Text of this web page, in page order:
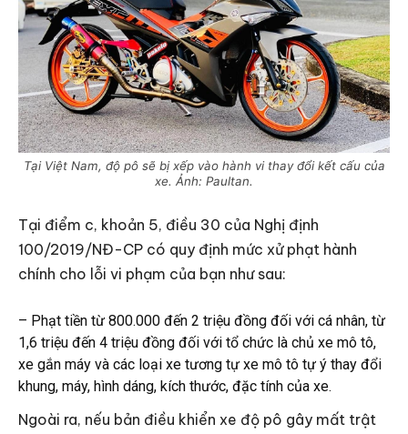
Tại Việt Nam, độ pô sẽ bị xếp vào hành vi thay đổi kết cấu của
xe. Ảnh: Paultan.
Tại điểm c, khoản 5, điều 30 của Nghị định
100/2019/NĐ-CP có quy định mức xử phạt hành
chính cho lỗi vi phạm của bạn như sau:
– Phạt tiền từ 800.000 đến 2 triệu đồng đối với cá nhân, từ
1,6 triệu đến 4 triệu đồng đối với tổ chức là chủ xe mô tô,
xe gắn máy và các loại xe tương tự xe mô tô tự ý thay đổi
khung, máy, hình dáng, kích thước, đặc tính của xe.
Ngoài ra, nếu bản điều khiển xe độ pô gây mất trật